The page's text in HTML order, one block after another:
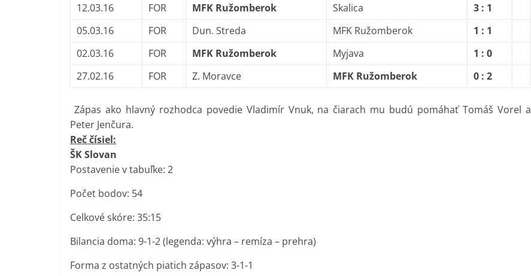
12.03.16 FOR MFK Ružomberok Skalica
3 : 1
05.03.16
FOR Dun. Streda MFK Ružomberok
1 : 1
02.03.16
FOR MFK Ružomberok Myjava
1 : 0
27.02.16
FOR Z. Moravce MFK Ružomberok 0 : 2
Zápas ako hlavný rozhodca povedie Vladimír Vnuk, na čiarach mu budú pomáhať Tomáš Vorel a
Peter Jenčura.
Reč čísiel:
ŠK Slovan
Postavenie v tabuľke: 2
Počet bodov: 54
Celkové skóre: 35:15
Bilancia doma: 9-1-2 (legenda: výhra – remíza – prehra)
Forma z ostatných piatich zápasov: 3-1-1